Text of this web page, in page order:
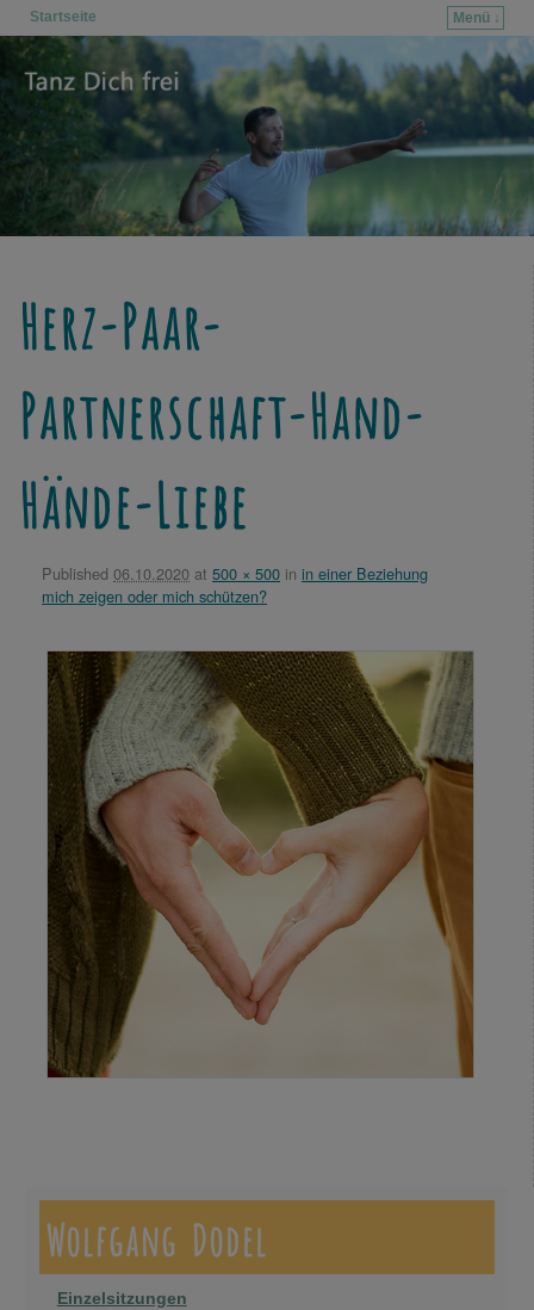
Startseite
Menü ↓
Zum Inhalt wechseln
Zum sekundären Inhalt wechseln
Herz-Paar-
Partnerschaft-Hand-
Hände-Liebe
Published 06.10.2020 at 500 × 500 in in einer Beziehung
mich zeigen oder mich schützen?
Bilder-Navigation
Wolfgang Dodel
Einzelsitzungen